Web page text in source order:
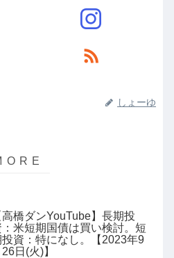
しょーゆ
高橋ダンYouTube】長期投
：米短期国債は買い検討。短
投資：特になし。【2023年9
26日(火)】